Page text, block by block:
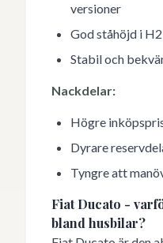
versioner
God ståhöjd i
Stabil och
Nackdelar:
Högre
Dyrare
Tyngre att
Fiat Ducato -
bland husbilar?